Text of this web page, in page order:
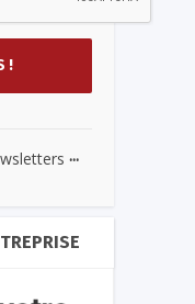
...